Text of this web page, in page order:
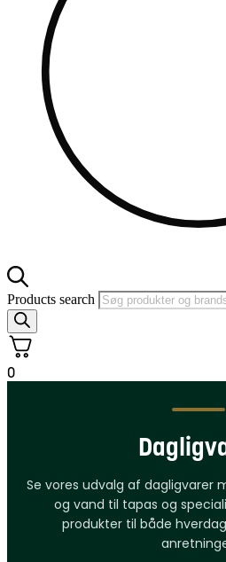
Products search
0
Se vores udvalg af dagligvarer
og vand til tapas og
produkter til både